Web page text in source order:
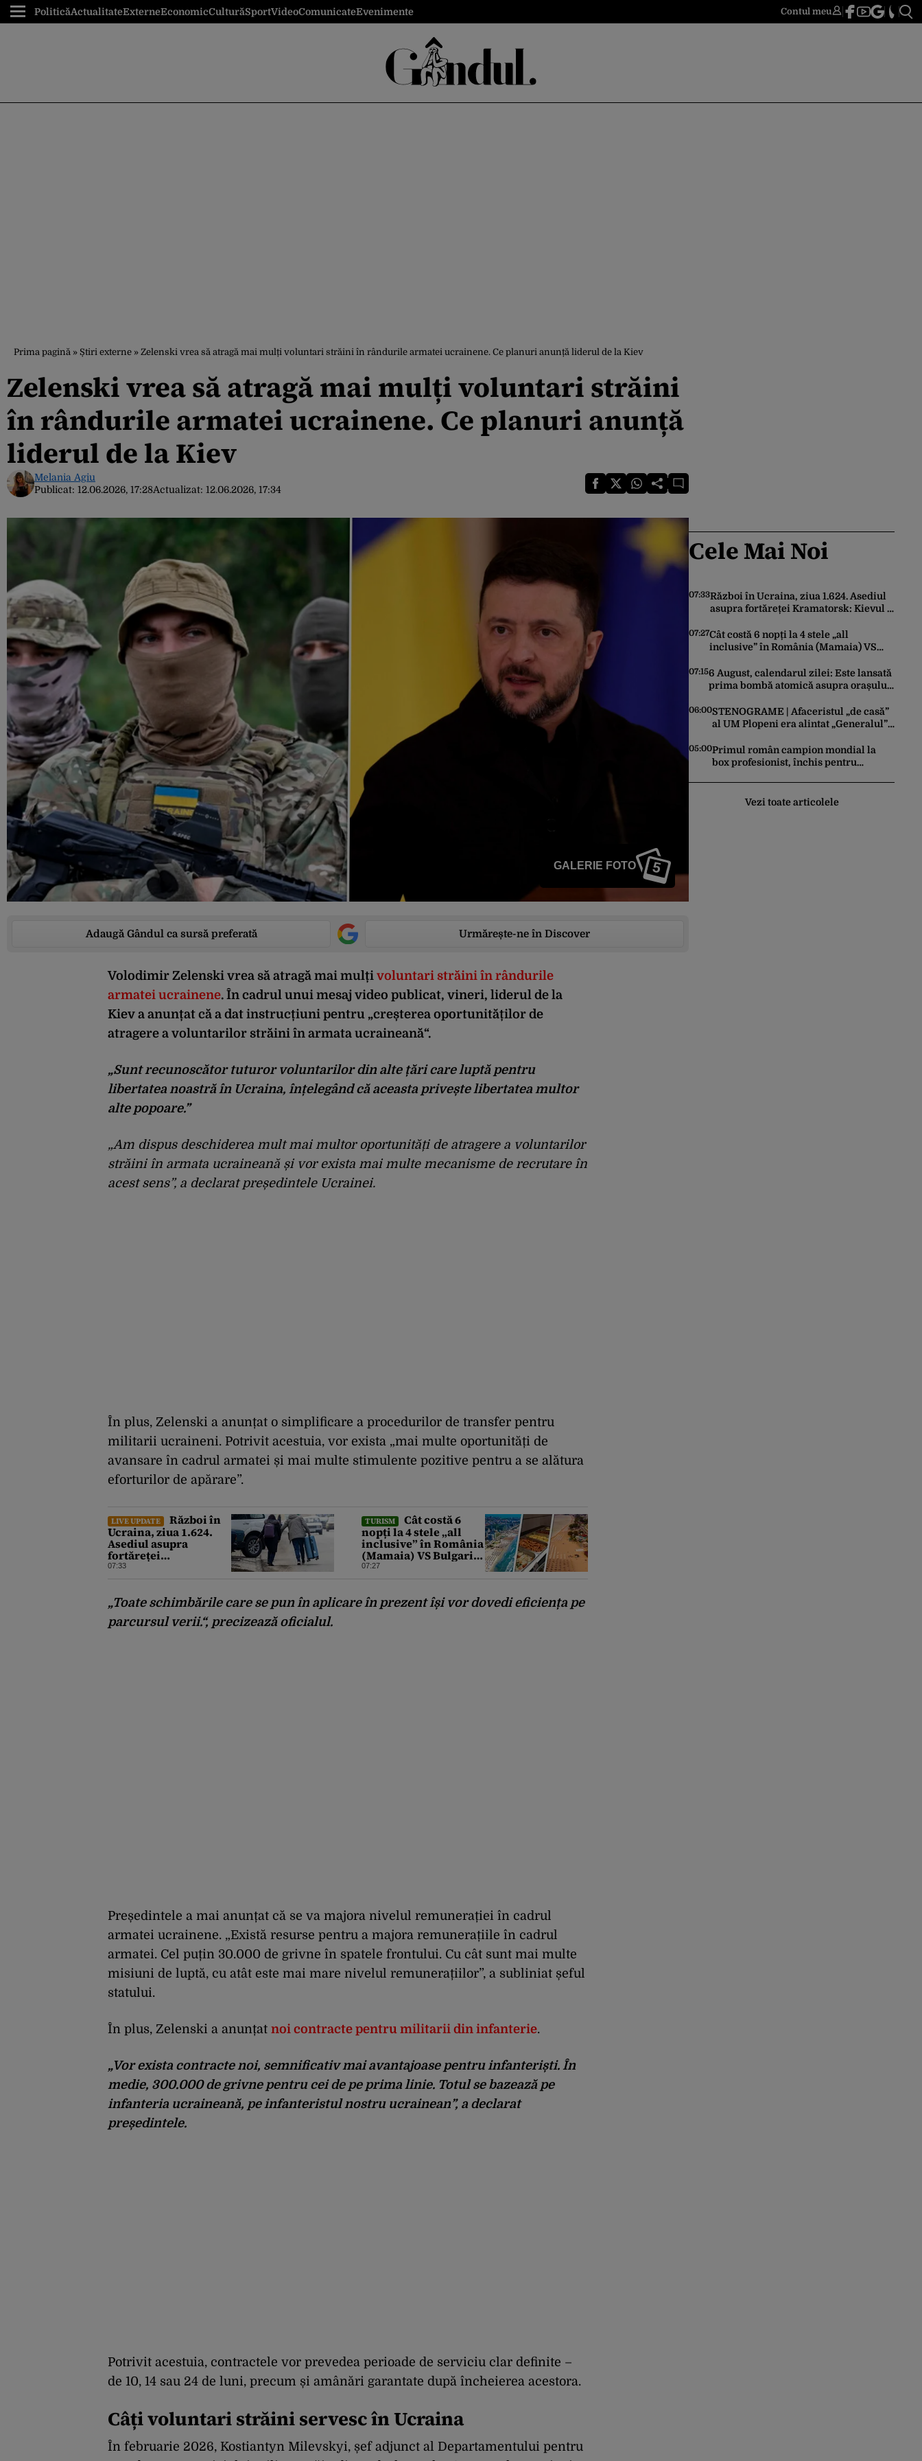
PoliticăActualitateExterneEconomicCulturăSportVideoComunicateEvenimente Contul meu
Prima pagină » Știri externe » Zelenski vrea să atragă mai mulți voluntari străini în rândurile armatei ucrainene. Ce planuri anunță liderul de la Kiev
Zelenski vrea să atragă mai mulți voluntari străini
în rândurile armatei ucrainene. Ce planuri anunță
liderul de la Kiev
Melania Agiu
Publicat: 12.06.2026, 17:28Actualizat: 12.06.2026, 17:34
GALERIE FOTO 5
Adaugă Gândul ca sursă preferată Urmărește-ne în Discover
Volodimir Zelenski vrea să atragă mai mulți voluntari străini în rândurile
armatei ucrainene. În cadrul unui mesaj video publicat, vineri, liderul de la
Kiev a anunțat că a dat instrucțiuni pentru „creșterea oportunităților de
atragere a voluntarilor străini în armata ucraineană“.
„Sunt recunoscător tuturor voluntarilor din alte țări care luptă pentru
libertatea noastră în Ucraina, înțelegând că aceasta privește libertatea multor
alte popoare.”
„Am dispus deschiderea mult mai multor oportunități de atragere a voluntarilor
străini în armata ucraineană și vor exista mai multe mecanisme de recrutare în
acest sens”, a declarat președintele Ucrainei.
În plus, Zelenski a anunțat o simplificare a procedurilor de transfer pentru
militarii ucraineni. Potrivit acestuia, vor exista „mai multe oportunități de
avansare în cadrul armatei și mai multe stimulente pozitive pentru a se alătura
eforturilor de apărare”.
LIVE UPDATE
Război în
Ucraina, ziua 1.624.
Asediul asupra
fortăreței
Kramatorsk: Kievul a
20 de km de oraș
07:33
TURISM
Cât costă 6
nopți la 4 stele „all
inclusive” în România
(Mamaia) VS Bulgaria
(Nisipurile de Aur).
07:27
„Toate schimbările care se pun în aplicare în prezent își vor dovedi eficiența pe
parcursul verii.“, precizează oficialul.
Președintele a mai anunțat că se va majora nivelul remunerației în cadrul
armatei ucrainene. „Există resurse pentru a majora remunerațiile în cadrul
armatei. Cel puțin 30.000 de grivne în spatele frontului. Cu cât sunt mai multe
misiuni de luptă, cu atât este mai mare nivelul remunerațiilor”, a subliniat șeful
statului.
În plus, Zelenski a anunțat noi contracte pentru militarii din infanterie.
„Vor exista contracte noi, semnificativ mai avantajoase pentru infanteriști. În
medie, 300.000 de grivne pentru cei de pe prima linie. Totul se bazează pe
infanteria ucraineană, pe infanteristul nostru ucrainean”, a declarat
președintele.
Potrivit acestuia, contractele vor prevedea perioade de serviciu clar definite –
de 10, 14 sau 24 de luni, precum și amânări garantate după încheierea acestora.
Câți voluntari străini servesc în Ucraina
În februarie 2026, Kostiantyn Milevskyi, șef adjunct al Departamentului pentru
Cele Mai Noi
07:33Război în Ucraina, ziua 1.624. Asediul
asupra fortăreței Kramatorsk: Kievul a
sunt la 20 de km de oraș
07:27Cât costă 6 nopți la 4 stele „all
inclusive” în România (Mamaia) VS
mai ieftin, de fapt
07:156 August, calendarul zilei: Este lansată
prima bombă atomică asupra orașului
pentru interzicerea armei nucleare
06:00STENOGRAME | Afaceristul „de casă”
al UM Plopeni era alintat „Generalul”
că i-a adus „subțireanu, așa”
05:00Primul român campion mondial la
box profesionist, închis pentru
Vezi toate articolele